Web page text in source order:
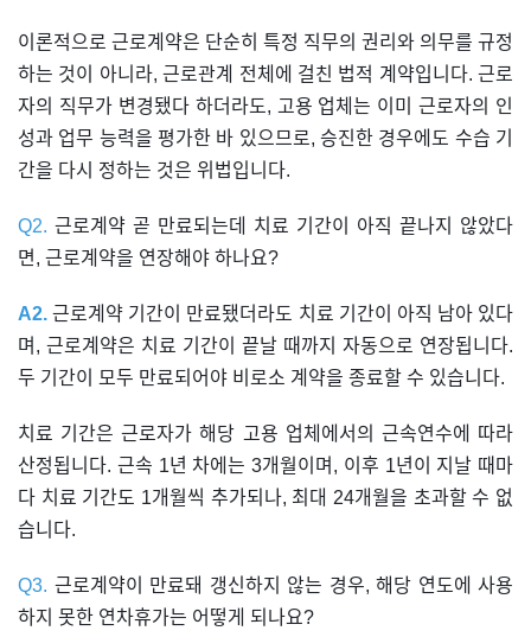
이론적으로 근로계약은 단순히 특정 직무의 권리와 의무를 규정
하는 것이 아니라, 근로관계 전체에 걸친 법적 계약입니다. 근로
자의 직무가 변경됐다 하더라도, 고용 업체는 이미 근로자의 인
성과 업무 능력을 평가한 바 있으므로, 승진한 경우에도 수습 기
간을 다시 정하는 것은 위법입니다.
Q2. 근로계약 곧 만료되는데 치료 기간이 아직 끝나지 않았다
면, 근로계약을 연장해야 하나요?
A2.근로계약 기간이 만료됐더라도 치료 기간이 아직 남아 있다
며, 근로계약은 치료 기간이 끝날 때까지 자동으로 연장됩니다.
두 기간이 모두 만료되어야 비로소 계약을 종료할 수 있습니다.
치료 기간은 근로자가 해당 고용 업체에서의 근속연수에 따라
산정됩니다. 근속 1년 차에는 3개월이며, 이후 1년이 지날 때마
다 치료 기간도 1개월씩 추가되나, 최대 24개월을 초과할 수 없
습니다.
Q3. 근로계약이 만료돼 갱신하지 않는 경우, 해당 연도에 사용
하지 못한 연차휴가는 어떻게 되나요?